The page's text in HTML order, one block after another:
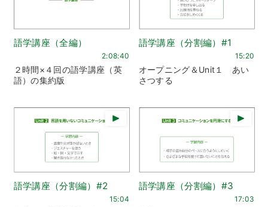
語学講座（全編）
2:08:40
２時間×４回の語学講座（英
語）の集約版
語学講座（分割編）#1
15:20
オープニング＆Unit１ あい
さつする
語学講座（分割編）#2
15:04
語学講座（分割編）#3
17:03